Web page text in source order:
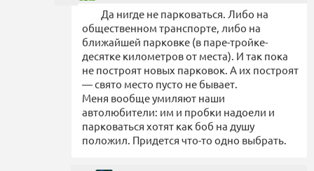
Да нигде не парковаться. Либо на
общественном транспорте, либо на
ближайшей парковке (в паре-тройке-
десятке километров от места). И так пока
не построят новых парковок. А их построят
— свято место пусто не бывает.
Меня вообще умиляют наши
автолюбители: им и пробки надоели и
парковаться хотят как боб на душу
положил. Придется что-то одно выбрать.